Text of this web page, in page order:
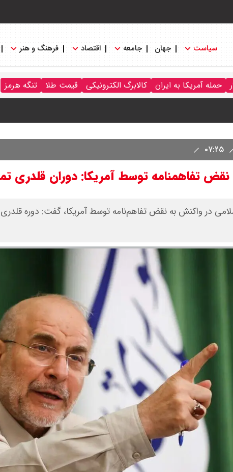
سیاست جهان جامعه اقتصاد فرهنگ و هنر
حمله آمریکا به ایران کالابرگ الکترونیکی قیمت طلا تنگه هرمز
شنبه ۱۷ مرداد ۱۴۰۵/ کاهش ۱۰۵ میلیون تومانی قیمت کوییک
سایپا امروز شنبه ۱۷ مرداد ۱۴۰۵ / قیمت اطلس چند؟ + جدول
نقض تفاهمنامه توسط آمریکا: دوران قلدری
در واکنش به نقض تفاهم‌نامه توسط آمریکا، گفت: دوره